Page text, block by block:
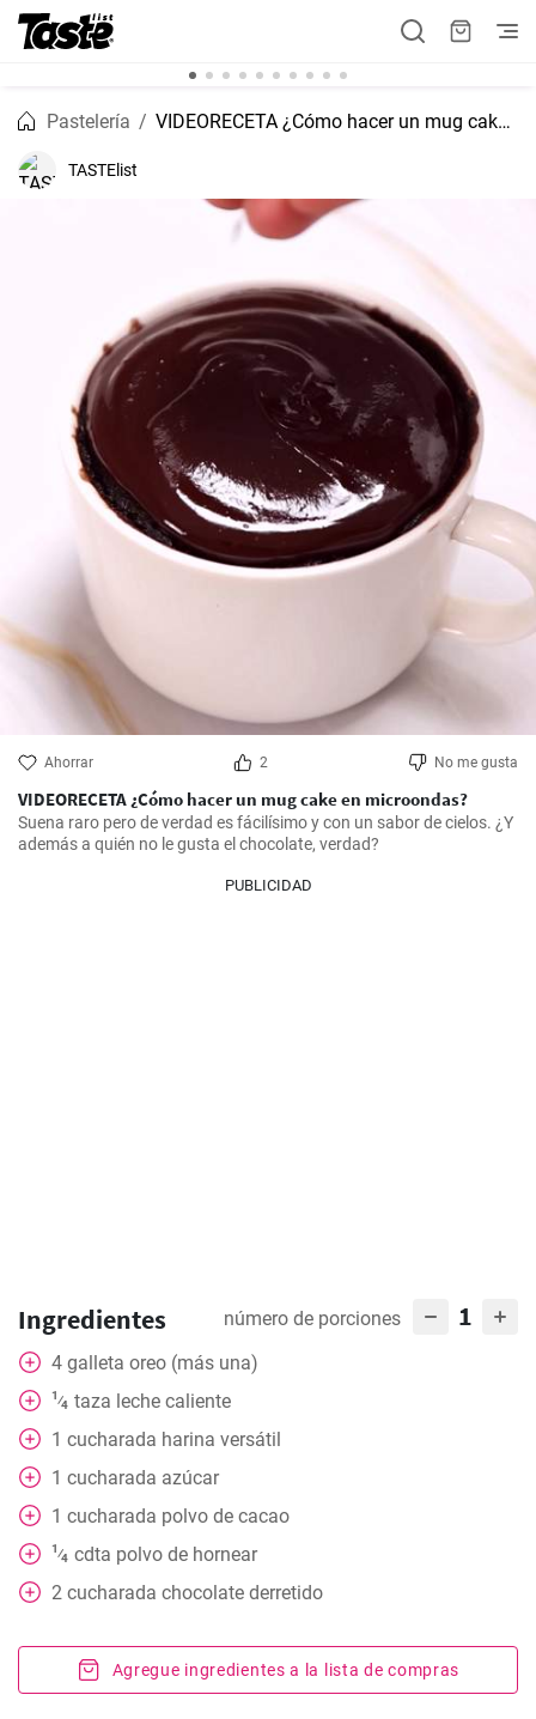
Pastelería VIDEORECETA ¿Cómo hacer un mug cake en microondas?
TASTElist
Ahorrar 2 No me gusta
VIDEORECETA ¿Cómo hacer un mug cake en microondas?
Suena raro pero de verdad es fácilísimo y con un sabor de cielos. ¿Y
además a quién no le gusta el chocolate, verdad?
PUBLICIDAD
Ingredientes número de porciones 1
4 galleta oreo (más una)
1⁄4 taza leche caliente
1 cucharada harina versátil
1 cucharada azúcar
1 cucharada polvo de cacao
1⁄4 cdta polvo de hornear
2 cucharada chocolate derretido
Agregue ingredientes a la lista de compras